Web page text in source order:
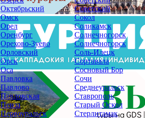
Октябрьский
Омск
Орел
Оренбург
Орехово-Зуево
Орловский
Орск
Оса
Павловка
Павлово
Павловская
Пенза
Первоуральск
Советский
Сокол
Соликамск
Солнечногорск
Солнечногорск
Соль-Илецк
Сортавала
Сосновый Бор
Сочи
Среднеуральск
Ставрополь
Старый Оскол
Стерлитамак